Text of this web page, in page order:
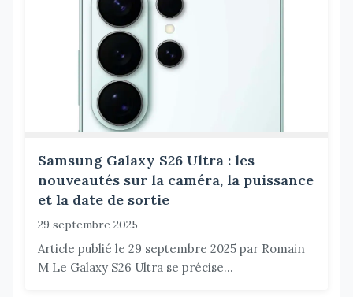
Samsung Galaxy S26 Ultra : les
nouveautés sur la caméra, la puissance
et la date de sortie
29 septembre 2025
Article publié le 29 septembre 2025 par Romain
M Le Galaxy S26 Ultra se précise...